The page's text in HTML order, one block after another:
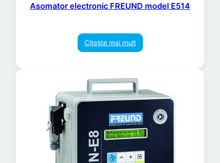
Asomator electronic FREUND model E514
Citește mai mult